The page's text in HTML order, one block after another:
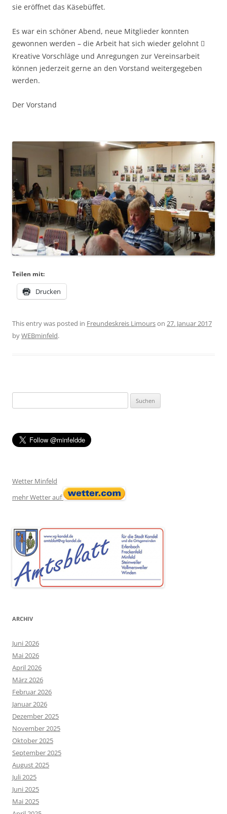
sie eröffnet das Käsebüffet.
Es war ein schöner Abend, neue Mitglieder konnten
gewonnen werden – die Arbeit hat sich wieder gelohnt 
Kreative Vorschläge und Anregungen zur Vereinsarbeit
können jederzeit gerne an den Vorstand weitergegeben
werden.
Der Vorstand
Teilen mit:
Drucken
This entry was posted in Freundeskreis Limourson 27. Januar 2017
byWEBminfeld.
nach:
Wetter Minfeld
mehr Wetter auf
ARCHIV
Juni 2026
Mai 2026
April 2026
März 2026
Februar 2026
Januar 2026
Dezember 2025
November 2025
Oktober 2025
September 2025
August 2025
Juli 2025
Juni 2025
Mai 2025